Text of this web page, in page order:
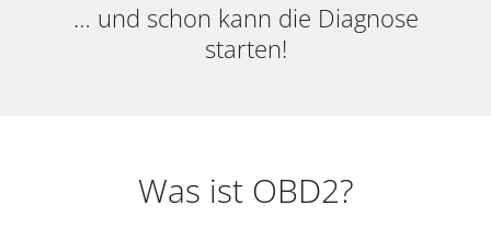
… und schon kann die Diagnose
starten!
Was ist OBD2?